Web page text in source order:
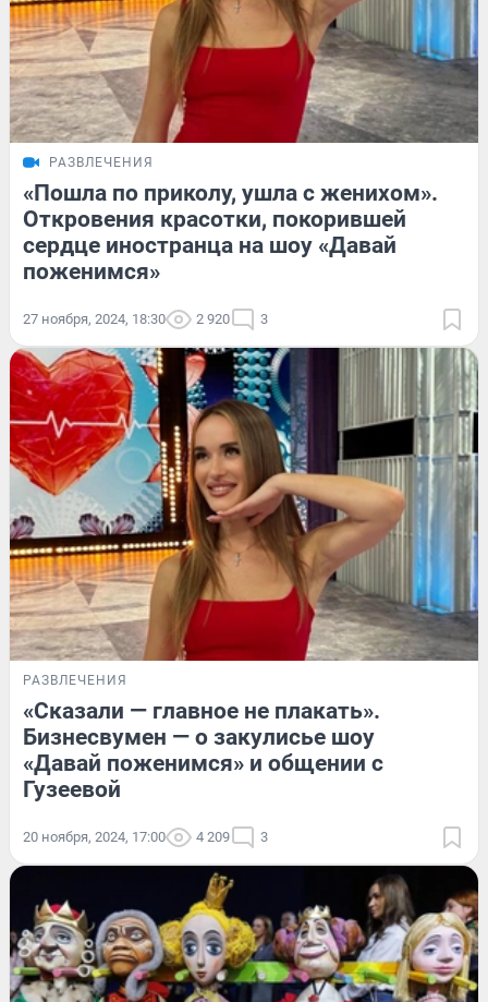
РАЗВЛЕЧЕНИЯ
«Пошла по приколу, ушла с женихом».
Откровения красотки, покорившей
сердце иностранца на шоу «Давай
поженимся»
27 ноября, 2024, 18:30 2 920 3
РАЗВЛЕЧЕНИЯ
«Сказали — главное не плакать».
Бизнесвумен — о закулисье шоу
«Давай поженимся» и общении с
Гузеевой
20 ноября, 2024, 17:00 4 209 3